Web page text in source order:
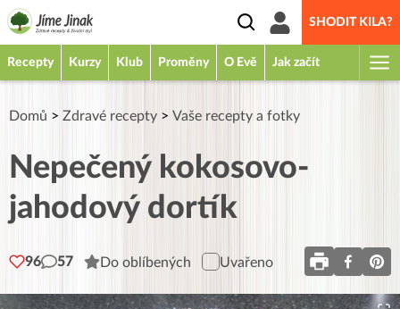
SHODIT KILA?
Recepty Kurzy Klub Proměny O Evě Jak začít
Domů > Zdravé recepty > Vaše recepty a fotky
Nepečený kokosovo-
jahodový dortík
96 57 Do oblíbených Uvařeno